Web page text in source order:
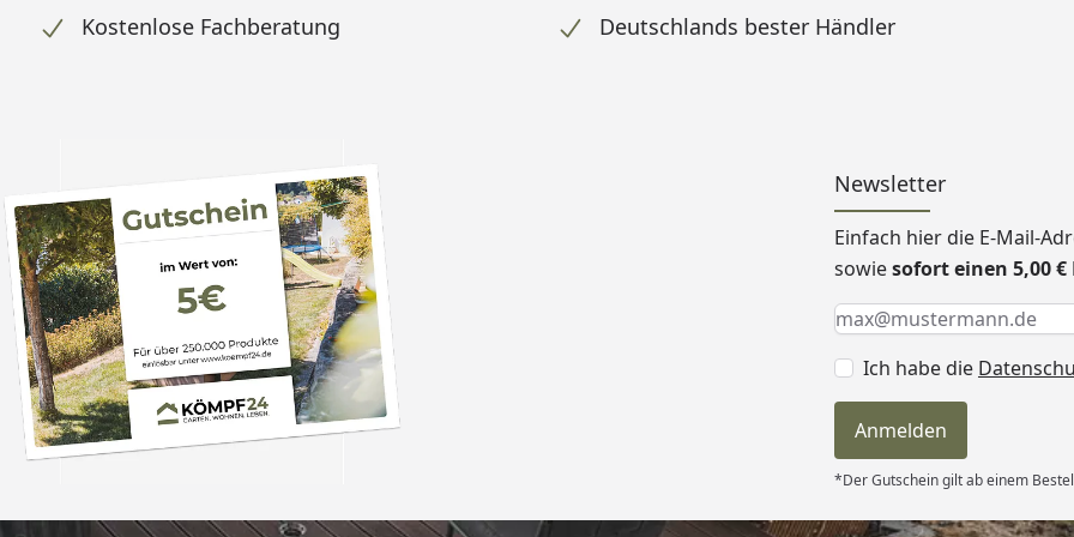
Kostenlose Fachberatung Deutschlands bester Händler
Newsletter
Einfach hier die E-Mail-
sowiesofort einen 5,00
Keine Eingabe erforderlich
Eingabe erforderlich
E-Mail *
Ich habe die
Anmelden
*Der Gutschein gilt ab einem